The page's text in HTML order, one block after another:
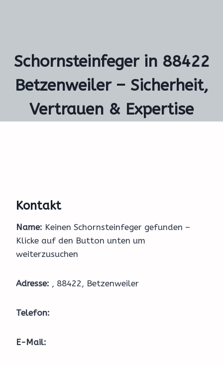
Schornsteinfeger in 88422
Betzenweiler – Sicherheit,
Vertrauen & Expertise
Kontakt
Name: Keinen Schornsteinfeger gefunden –
Klicke auf den Button unten um
weiterzusuchen
Adresse: , 88422, Betzenweiler
Telefon:
E-Mail: